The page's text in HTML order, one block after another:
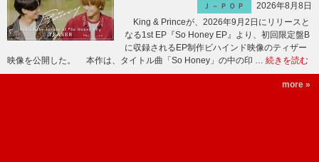
Ｊ－ＰＯＰ
2026年8月8日
King & Princeが、2026年9月2日にリリースと
なる1st EP『So Honey EP』より、初回限定盤B
に収録されるEP制作ビハインド映像のティザー
映像を公開した。 本作は、タイトル曲「So Honey」の中の印 … 続きを読む
more »